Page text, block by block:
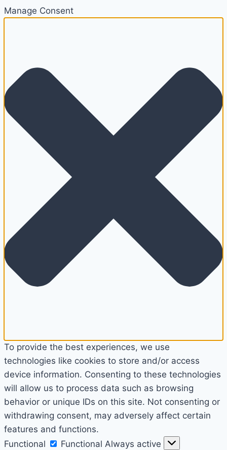
Manage Consent
To provide the best experiences, we use
technologies like cookies to store and/or access
device information. Consenting to these technologies
will allow us to process data such as browsing
behavior or unique IDs on this site. Not consenting or
withdrawing consent, may adversely affect certain
features and functions.
Functional
Functional Always active